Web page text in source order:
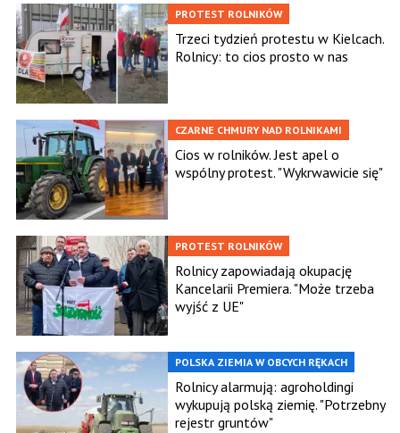
PROTEST ROLNIKÓW
Trzeci tydzień protestu w Kielcach.
Rolnicy: to cios prosto w nas
CZARNE CHMURY NAD ROLNIKAMI
Cios w rolników. Jest apel o
wspólny protest. "Wykrwawicie się"
PROTEST ROLNIKÓW
Rolnicy zapowiadają okupację
Kancelarii Premiera. "Może trzeba
wyjść z UE"
POLSKA ZIEMIA W OBCYCH RĘKACH
Rolnicy alarmują: agroholdingi
wykupują polską ziemię. "Potrzebny
rejestr gruntów"